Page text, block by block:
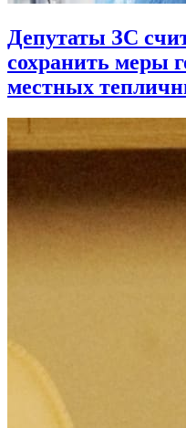
Депутаты ЗС
сохранить меры
местных